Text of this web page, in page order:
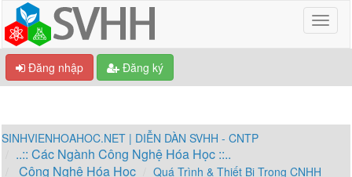
Đăng nhập Đăng ký
SINHVIENHOAHOC.NET | DIỄN DÀN SVHH - CNTP
..:: Các Ngành Công Nghệ Hóa Học ::..
Công Nghệ Hóa Học
Quá Trình & Thiết Bị Trong CNHH